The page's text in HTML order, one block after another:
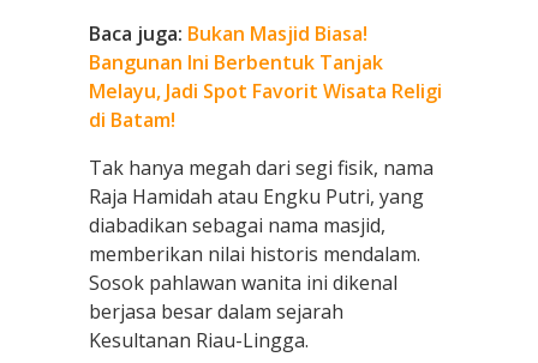
Baca juga: Bukan Masjid Biasa!
Bangunan Ini Berbentuk Tanjak
Melayu, Jadi Spot Favorit Wisata Religi
di Batam!
Tak hanya megah dari segi fisik, nama
Raja Hamidah atau Engku Putri, yang
diabadikan sebagai nama masjid,
memberikan nilai historis mendalam.
Sosok pahlawan wanita ini dikenal
berjasa besar dalam sejarah
Kesultanan Riau-Lingga.